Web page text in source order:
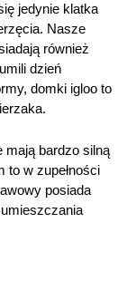
jedynie klatka
Nasze
również
dzień
domki igloo to
mają bardzo silną
to w zupełności
posiada